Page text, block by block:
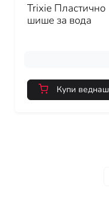
Trixie Пластично
шише за вода
Купи веднаш